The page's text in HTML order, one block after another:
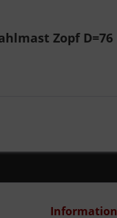
Zopf D=76